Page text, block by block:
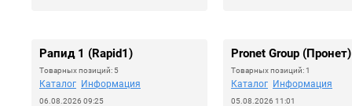
Рапид 1 (Rapid1)
Товарных позиций: 5
Каталог Информация
06.08.2026 09:25
Pronet Group (Пронет)
Товарных позиций: 1
Каталог Информация
05.08.2026 11:01